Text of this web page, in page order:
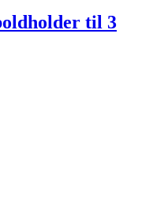
til 3